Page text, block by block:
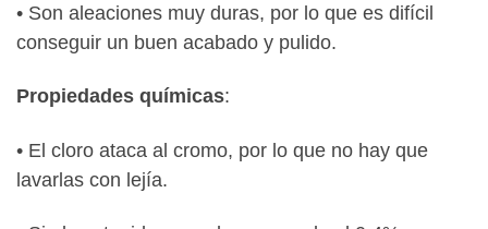
• Son aleaciones muy duras, por lo que es difícil
conseguir un buen acabado y pulido.
Propiedades químicas:
• El cloro ataca al cromo, por lo que no hay que
lavarlas con lejía.